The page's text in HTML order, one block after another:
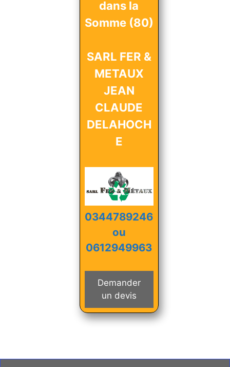
dans la
Somme (80)
SARL FER &
METAUX
JEAN
CLAUDE
DELAHOCH
E
0344789246
ou
0612949963
Demander
un devis